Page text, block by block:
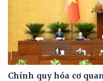
Chính quy hóa cơ